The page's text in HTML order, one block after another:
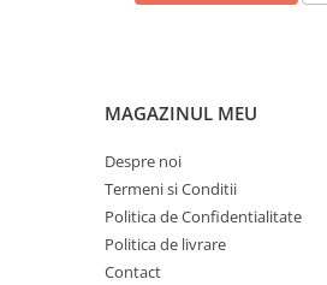
LUCRU LA INALTIME
TRICOURI POLO
PRODUSE DE VOIAJ
CASTI DE PROTECTIE
MAGAZINUL MEU
Despre noi
Termeni si Conditii
Politica de Confidentialitate
Politica de livrare
Contact